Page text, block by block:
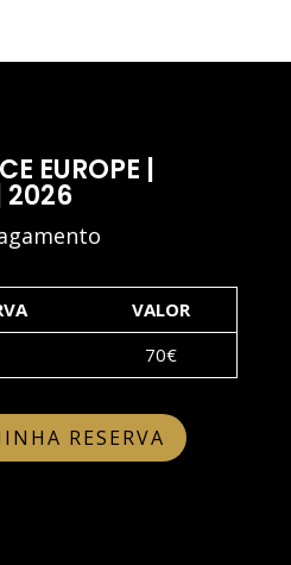
EUROPE |
2026
VALOR
70€
RESERVA